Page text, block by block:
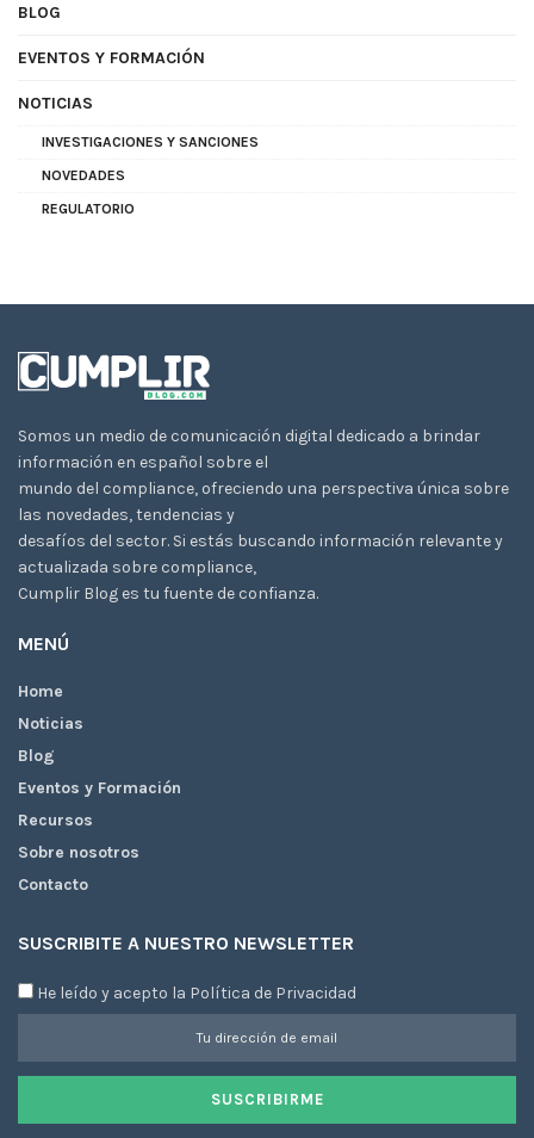
BLOG
EVENTOS Y FORMACIÓN
NOTICIAS
INVESTIGACIONES Y SANCIONES
NOVEDADES
REGULATORIO
Somos un medio de comunicación digital dedicado a brindar
información en español sobre el
mundo del compliance, ofreciendo una perspectiva única sobre
las novedades, tendencias y
desafíos del sector. Si estás buscando información relevante y
actualizada sobre compliance,
Cumplir Blog es tu fuente de confianza.
MENÚ
Home
Noticias
Blog
Eventos y Formación
Recursos
Sobre nosotros
Contacto
SUSCRIBITE A NUESTRO NEWSLETTER
He leído y acepto la Política de Privacidad